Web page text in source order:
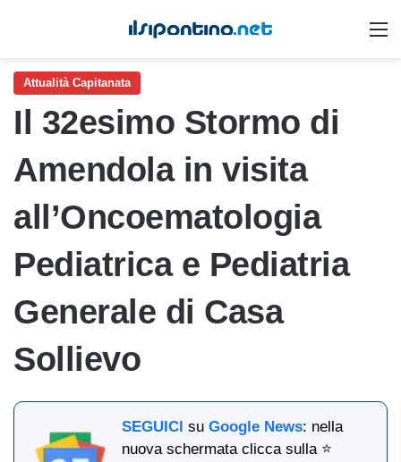
Attualità Capitanata
Il 32esimo Stormo di
Amendola in visita
all’Oncoematologia
Pediatrica e Pediatria
Generale di Casa
Sollievo
SEGUICI suGoogle News: nella
nuova schermata clicca sulla ⭐